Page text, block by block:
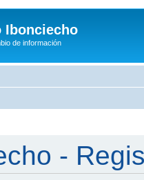
Ibonciecho
de información
-